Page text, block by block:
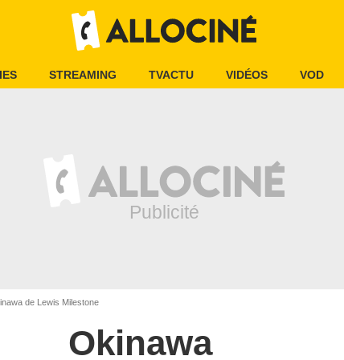
STREAMING TVACTU VIDÉOS VOD
de Lewis Milestone
Okinawa